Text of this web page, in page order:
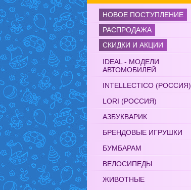
НОВОЕ ПОСТУПЛЕНИЕ
РАСПРОДАЖА
СКИДКИ И АКЦИИ
IDEAL - МОДЕЛИ
АВТОМОБИЛЕЙ
INTELLECTICO (РОССИЯ)
LORI (РОССИЯ)
АЗБУКВАРИК
БРЕНДОВЫЕ ИГРУШКИ
БУМБАРАМ
ВЕЛОСИПЕДЫ
ЖИВОТНЫЕ